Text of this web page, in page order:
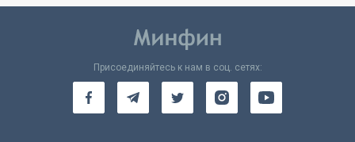
Присоединяйтесь к нам в соц. сетях: